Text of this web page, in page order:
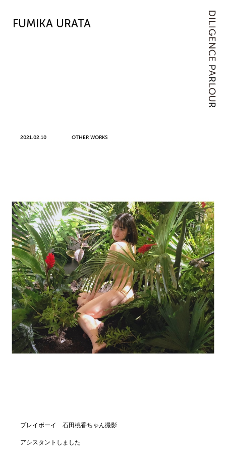
FUMIKA URATA
2021.02.10 OTHER WORKS
プレイボーイ 石田桃香ちゃん撮影
アシスタントしました